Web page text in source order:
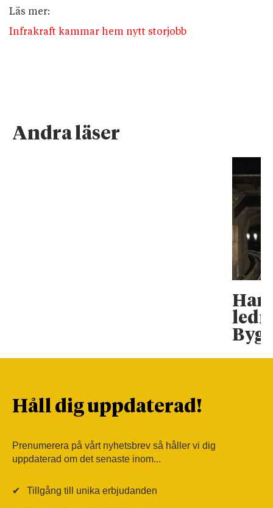
Läs mer:
Infrakraft kammar hem nytt storjobb
Andra läser
Han
Håll dig uppdaterad!
Prenumerera på vårt nyhetsbrev så håller vi dig
uppdaterad om det senaste inom...
✔ Tillgång till unika erbjudanden